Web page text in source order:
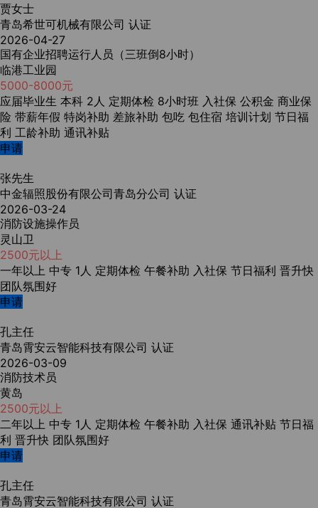
贾女士
青岛希世可机械有限公司 认证
2026-04-27
国有企业招聘运行人员（三班倒8小时）
临港工业园
5000-8000元
应届毕业生 本科 2人 定期体检 8小时班 入社保 公积金 商业保
险 带薪年假 特岗补助 差旅补助 包吃 包住宿 培训计划 节日福
利 工龄补助 通讯补贴
申请
张先生
中金辐照股份有限公司青岛分公司 认证
2026-03-24
消防设施操作员
灵山卫
2500元以上
一年以上 中专 1人 定期体检 午餐补助 入社保 节日福利 晋升快
团队氛围好
申请
孔主任
青岛霄安云智能科技有限公司 认证
2026-03-09
消防技术员
黄岛
2500元以上
二年以上 中专 1人 定期体检 午餐补助 入社保 通讯补贴 节日福
利 晋升快 团队氛围好
申请
孔主任
青岛霄安云智能科技有限公司 认证